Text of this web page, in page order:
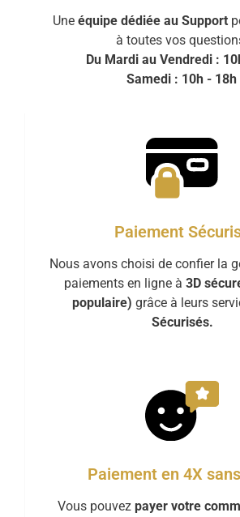
Une équipe dédiée au Support
à toutes vos
Du Mardi au Vendredi :
Samedi : 10h - 18h
Paiement
Nous avons choisi de confier la
paiements en ligne à 3D
populaire) grâce à leurs
Sécurisés.
Paiement en 4X
Vous pouvez payer votre